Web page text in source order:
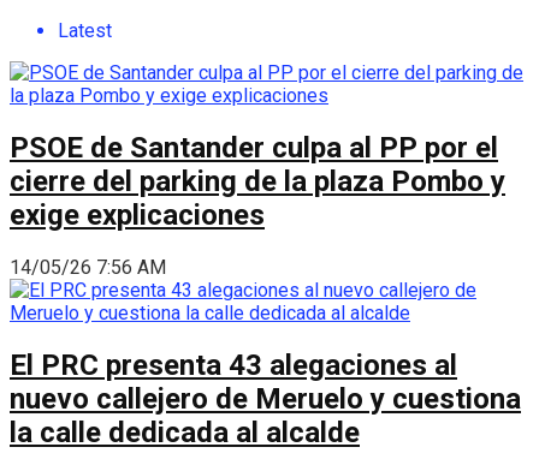
Latest
PSOE de Santander culpa al PP por el
cierre del parking de la plaza Pombo y
exige explicaciones
14/05/26 7:56 AM
El PRC presenta 43 alegaciones al
nuevo callejero de Meruelo y cuestiona
la calle dedicada al alcalde